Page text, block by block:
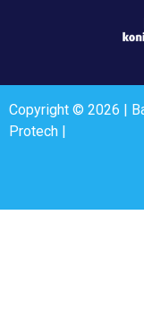
Copyright © 2026 |
Protech |